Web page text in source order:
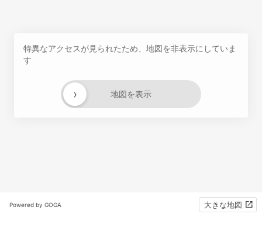
特異なアクセスが見られたため、地図を非表示にしていま
す
地図を表示
›
Powered by GOGA 大きな地図